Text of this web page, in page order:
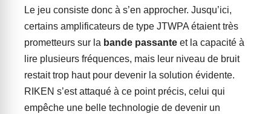
Le jeu consiste donc à s’en approcher. Jusqu’ici,
certains amplificateurs de type JTWPA étaient très
prometteurs sur la bande passante et la capacité à
lire plusieurs fréquences, mais leur niveau de bruit
restait trop haut pour devenir la solution évidente.
RIKEN s’est attaqué à ce point précis, celui qui
empêche une belle technologie de devenir un